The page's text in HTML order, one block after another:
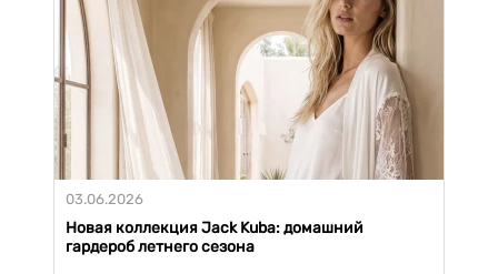
03.06.2026
Новая коллекция Jack Kuba: домашний
гардероб летнего сезона